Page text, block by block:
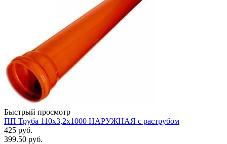
Быстрый просмотр
ПП Труба 110х3,2х1000 НАРУЖНАЯ с раструбом
425 руб.
399.50 руб.